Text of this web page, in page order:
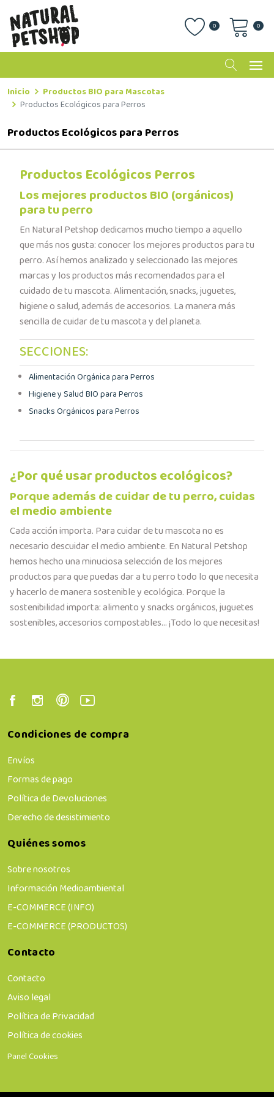
0 0
Inicio
Productos BIO para Mascotas
Productos Ecológicos para Perros
Productos Ecológicos para Perros
Productos Ecológicos Perros
Los mejores productos BIO (orgánicos)
para tu perro
En Natural Petshop dedicamos mucho tiempo a aquello
que más nos gusta: conocer los mejores productos para tu
perro. Así hemos analizado y seleccionado las mejores
marcas y los productos más recomendados para el
cuidado de tu mascota. Alimentación, snacks, juguetes,
higiene o salud, además de accesorios. La manera más
sencilla de cuidar de tu mascota y del planeta.
SECCIONES:
Alimentación Orgánica para Perros
Higiene y Salud BIO para Perros
Snacks Orgánicos para Perros
¿Por qué usar productos ecológicos?
Porque además de cuidar de tu perro, cuidas
el medio ambiente
Cada acción importa. Para cuidar de tu mascota no es
necesario descuidar el medio ambiente. En Natural Petshop
hemos hecho una minuciosa selección de los mejores
productos para que puedas dar a tu perro todo lo que necesita
y hacerlo de manera sostenible y ecológica. Porque la
sostenibilidad importa: alimento y snacks orgánicos, juguetes
sostenibles, accesorios compostables... ¡Todo lo que necesitas!
Condiciones de compra
Envíos
Formas de pago
Política de Devoluciones
Derecho de desistimiento
Quiénes somos
Sobre nosotros
Información Medioambiental
E-COMMERCE (INFO)
E-COMMERCE (PRODUCTOS)
Contacto
Contacto
Aviso legal
Política de Privacidad
Política de cookies
Panel Cookies